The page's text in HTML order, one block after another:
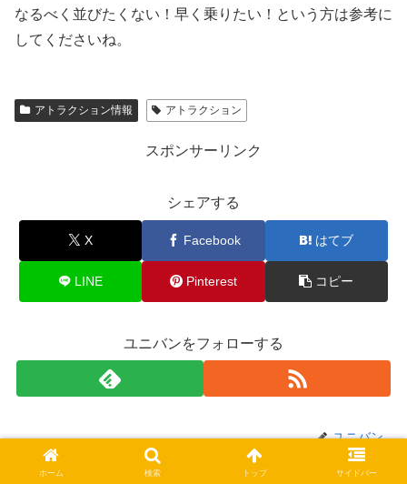
なるべく並びたくない！早く乗りたい！という方は参考に
してくださいね。
アトラクション情報 アトラクション
スポンサーリンク
シェアする
X Facebook はてブ
LINE Pinterest コピー
ユニバンをフォローする
ユニバン
ホーム 検索 トップ サイドバー